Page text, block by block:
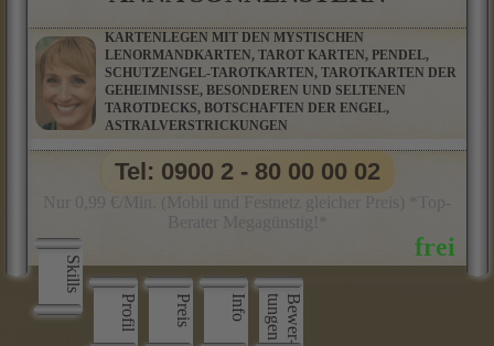
KARTENLEGEN MIT DEN MYSTISCHEN
LENORMANDKARTEN, TAROT KARTEN, PENDEL,
SCHUTZENGEL-TAROTKARTEN, TAROTKARTEN DER
GEHEIMNISSE, BESONDEREN UND SELTENEN
TAROTDECKS, BOTSCHAFTEN DER ENGEL,
ASTRALVERSTRICKUNGEN
Skills
Profil
Preis Info B
e
w
e
r
­
t
u
n
g
e
n
Tel: 0900 2 - 80 00 00 02